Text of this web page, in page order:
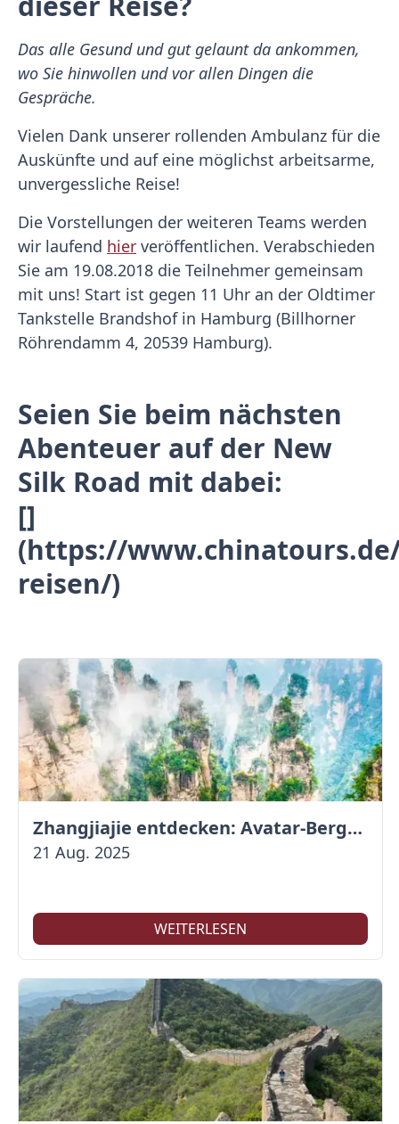
Das alle Gesund und gut gelaunt da ankommen,
wo Sie hinwollen und vor allen Dingen die
Gespräche.
Vielen Dank unserer rollenden Ambulanz für die
Auskünfte und auf eine möglichst arbeitsarme,
unvergessliche Reise!
Die Vorstellungen der weiteren Teams werden
wir laufend hier veröffentlichen. Verabschieden
Sie am 19.08.2018 die Teilnehmer gemeinsam
mit uns! Start ist gegen 11 Uhr an der Oldtimer
Tankstelle Brandshof in Hamburg (Billhorner
Röhrendamm 4, 20539 Hamburg).
Seien Sie beim nächsten
Abenteuer auf der New
Silk Road mit dabei:
[]
(https://
reisen/)
Zhangjiajie entdecken: Avatar-Berge & Altstadt von Fenghuang
21 Aug. 2025
WEITERLESEN